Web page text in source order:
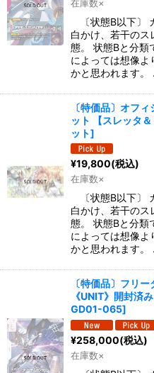
在庫数×
〔状態B以下〕
白かけ、若干のス
態。 状態Bと分類
によっては想像よ
かと思われます。
〔特価品〕オフ
ット 【スレッタ
ット]
¥19,800(税込)
在庫数×
〔状態B以下〕
白かけ、若干のス
態。 状態Bと分類
によっては想像よ
かと思われます。
〔特価品〕フリ
《UNIT》開封済み
GD01-065]
¥258,000(税込)
在庫数×